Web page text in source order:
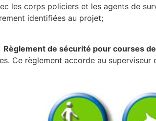
les corps policiers et les agents de
identifiées au projet;
Règlement de sécurité pour courses
Ce règlement accorde au